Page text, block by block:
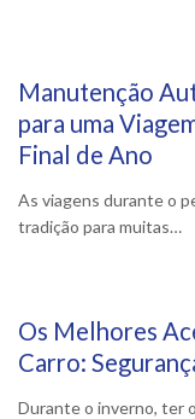
6 Dezembro, 2024
Manutenção
para uma
Final de Ano
As viagens durante o
tradição para muitas…
26 Novembro, 2024
Os Melhores
Carro:
Durante o inverno, ter